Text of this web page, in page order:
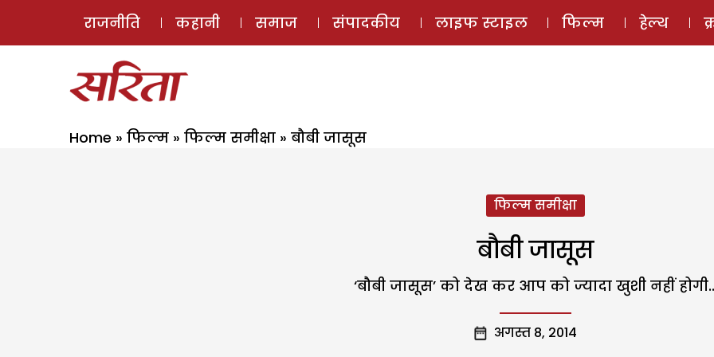
ई-मैगज़ीन
राजनीति कहानी समाज संपादकीय लाइफ स्टाइल फिल्म हेल्थ
Home » फिल्म » फिल्म समीक्षा » बौबी जासूस
फिल्म समीक्षा
बौबी जासूस
‘बौबी जासूस’ को देख कर आप को ज्यादा खुशी नहीं
अगस्त 8, 2014